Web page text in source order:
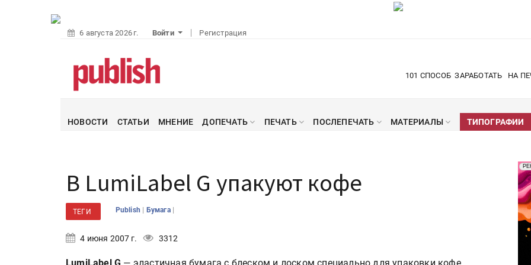
6 августа 2026 г. Войти Регистрация
101 СПОСОБ ЗАРАБОТАТЬ НА
НОВОСТИ СТАТЬИ МНЕНИЕ ДОПЕЧАТЬ ПЕЧАТЬ ПОСЛЕПЕЧАТЬ МАТЕРИАЛЫ ТИПОГРАФИИ
В LumiLabel G упакуют кофе
ТЕГИ Publish | Бумага |
4 июня 2007 г. 3312